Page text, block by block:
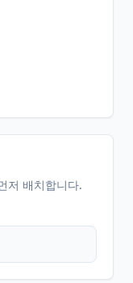
저 배치합니다.